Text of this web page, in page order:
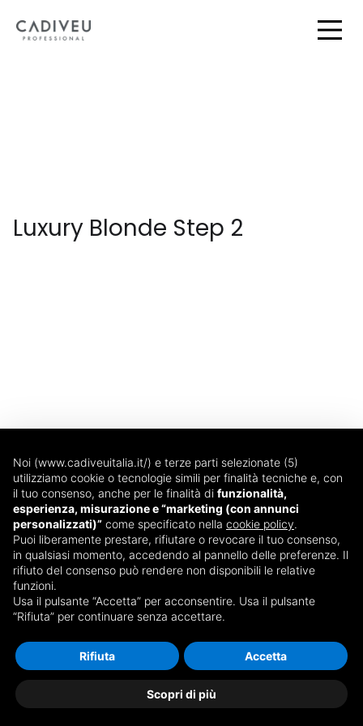
to
Luxury Blonde Step 2
Via T. Edison, 14
20090 - Trezzano sul Naviglio (MI)
Dal lunedì al venerdì
08:30 - 13:00 e 14:00 - 18:00
Tel: 02 87074560
Fax: 02 87074561
webmarketing@icemilano.it
Copyright © 2026 @ ICE s.r.l. · P. IVA 08025010961 ·
Privacy policy · All rights reserved
Noi (www.cadiveuitalia.it/) e terze parti selezionate (5)
utilizziamo cookie o tecnologie simili per finalità tecniche e, con
il tuo consenso, anche per le finalità di funzionalità,
esperienza, misurazione e “marketing (con annunci
personalizzati)” come specificato nella cookie policy.
Puoi liberamente prestare, rifiutare o revocare il tuo consenso,
in qualsiasi momento, accedendo al pannello delle preferenze. Il
rifiuto del consenso può rendere non disponibili le relative
funzioni.
Usa il pulsante “Accetta” per acconsentire. Usa il pulsante
“Rifiuta” per continuare senza accettare.
Scopri di più
Rifiuta Accetta